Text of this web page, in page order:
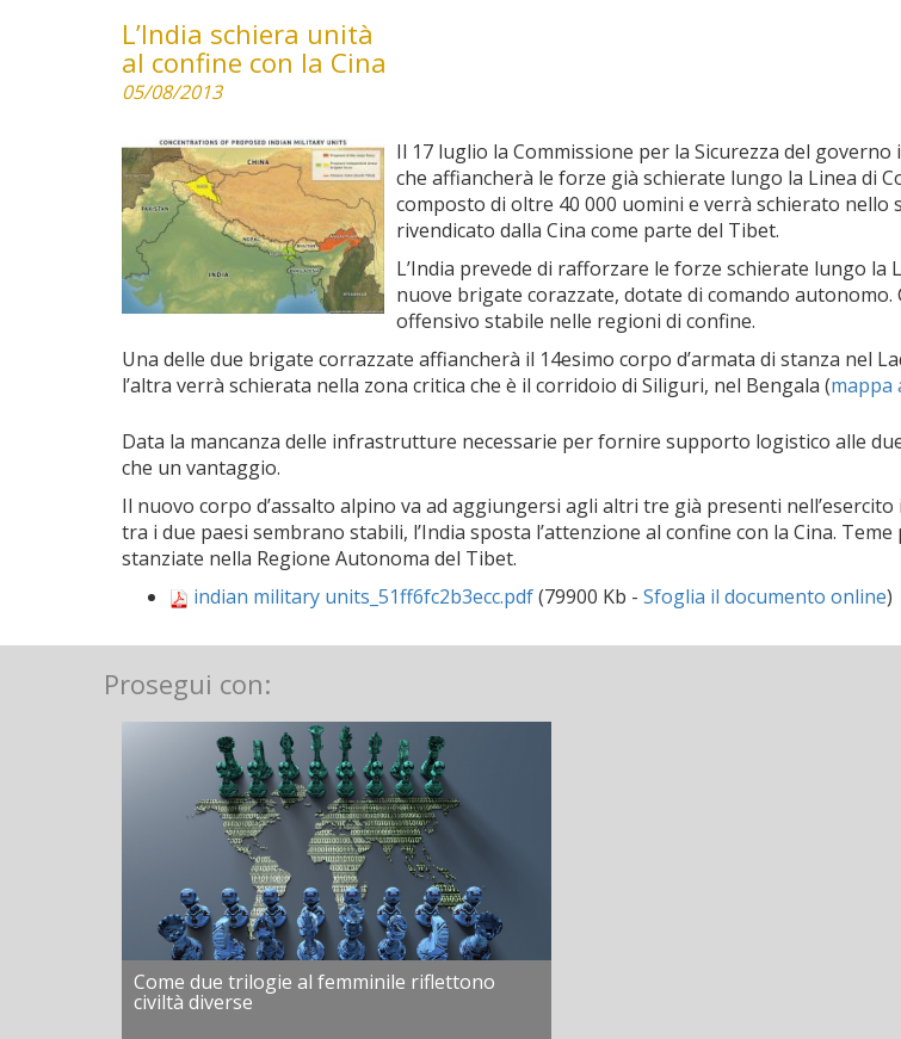
L’India schiera unità
al confine con la Cina
05/08/2013
Il 17 luglio la Commissione per la Sicurezza del
che affiancherà le forze già schierate lungo la Linea di
composto di oltre 40 000 uomini e verrà schierato nello
rivendicato dalla Cina come parte del Tibet.
L’India prevede di rafforzare le forze schierate lungo
nuove brigate corazzate, dotate di comando
offensivo stabile nelle regioni di confine.
Una delle due brigate corrazzate affiancherà il 14esimo corpo d’armata di stanza nel
l’altra verrà schierata nella zona critica che è il corridoio di Siliguri, nel Bengala (mappa
Data la mancanza delle infrastrutture necessarie per fornire supporto logistico alle
che un vantaggio.
Il nuovo corpo d’assalto alpino va ad aggiungersi agli altri tre già presenti
tra i due paesi sembrano stabili, l’India sposta l’attenzione al confine con la Cina.
stanziate nella Regione Autonoma del Tibet.
indian military units_51ff6fc2b3ecc.pdf(79900 Kb - Sfoglia il documento online)
Prosegui con:
Come due trilogie al femminile riflettono
civiltà diverse